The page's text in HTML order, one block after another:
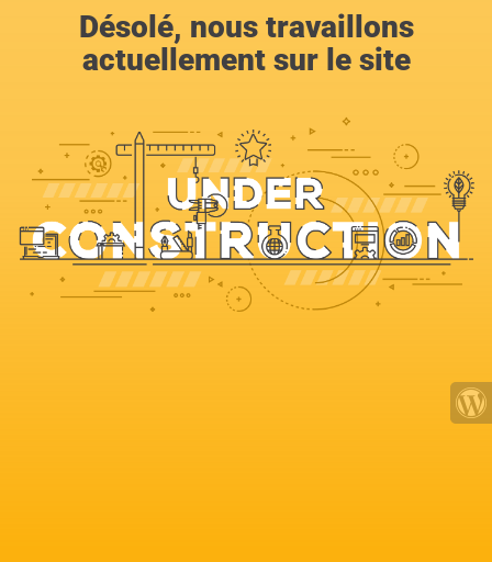
Désolé, nous travaillons
actuellement sur le site